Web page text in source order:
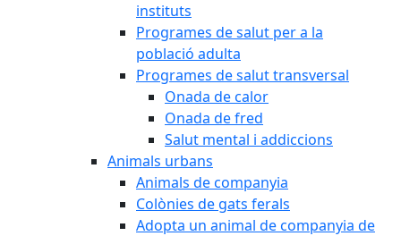
instituts
Programes de salut per a la
població adulta
Programes de salut transversal
Onada de calor
Onada de fred
Salut mental i addiccions
Animals urbans
Animals de companyia
Colònies de gats ferals
Adopta un animal de companyia de